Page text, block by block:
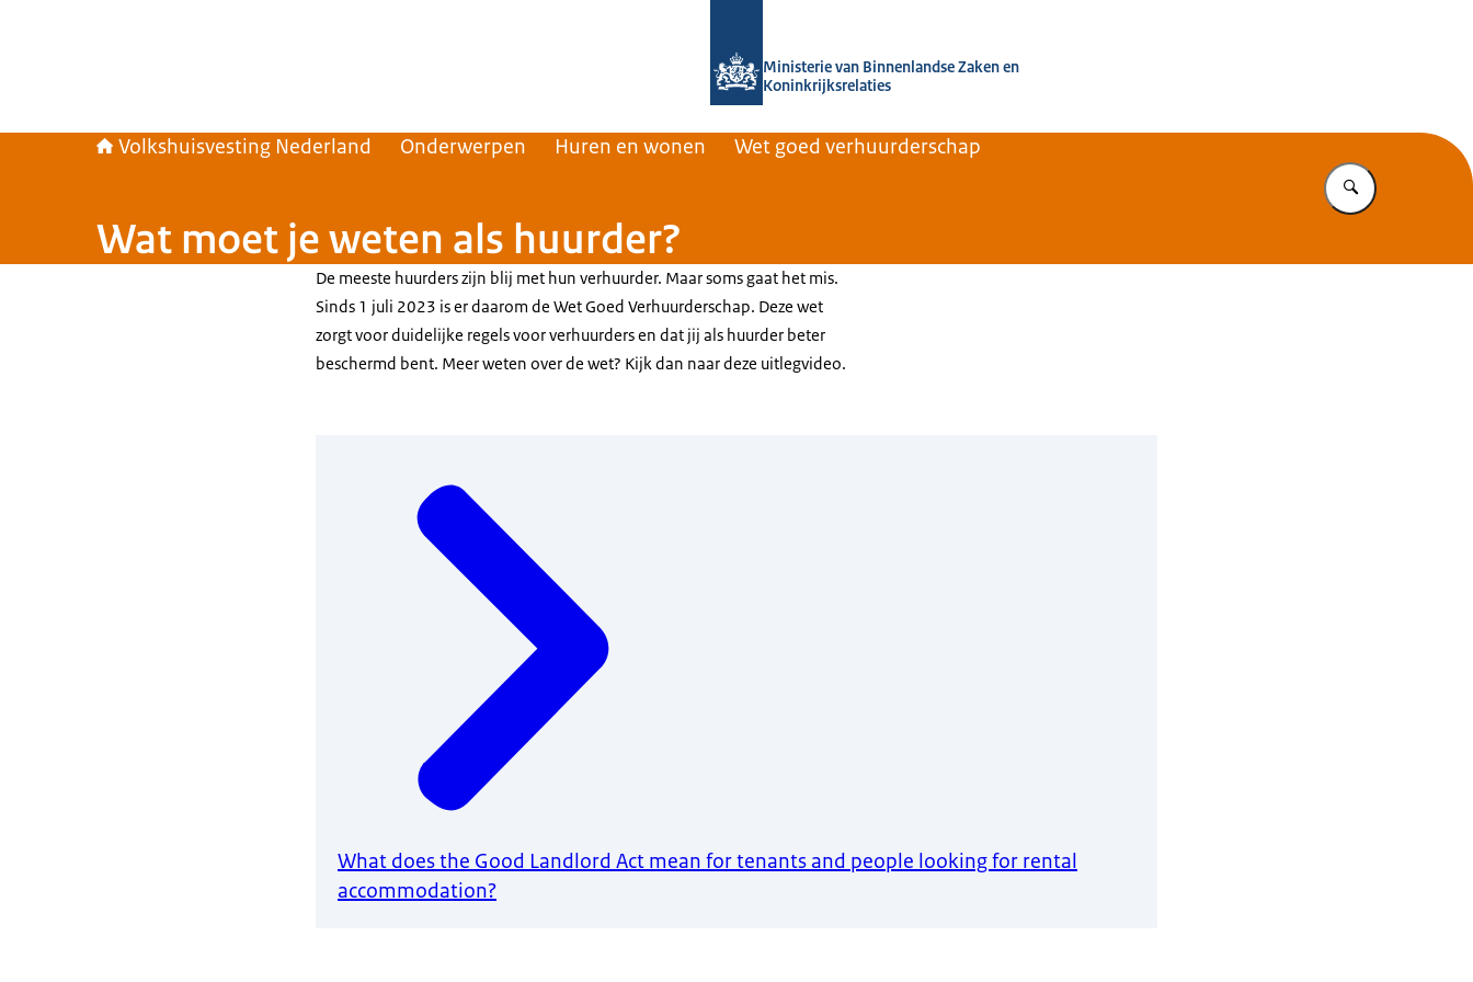
Ministerie van Binnenlandse Zaken en
Koninkrijksrelaties
Volkshuisvesting Nederland Onderwerpen Huren en wonen Wet goed verhuurderschap
Vul in wat u
Wat moet je weten als huurder?
De meeste huurders zijn blij met hun verhuurder. Maar soms gaat het mis.
Sinds 1 juli 2023 is er daarom de Wet Goed Verhuurderschap. Deze wet
zorgt voor duidelijke regels voor verhuurders en dat jij als huurder beter
beschermd bent. Meer weten over de wet? Kijk dan naar deze uitlegvideo.
What does the Good Landlord Act mean for tenants and people looking for rental
accommodation?